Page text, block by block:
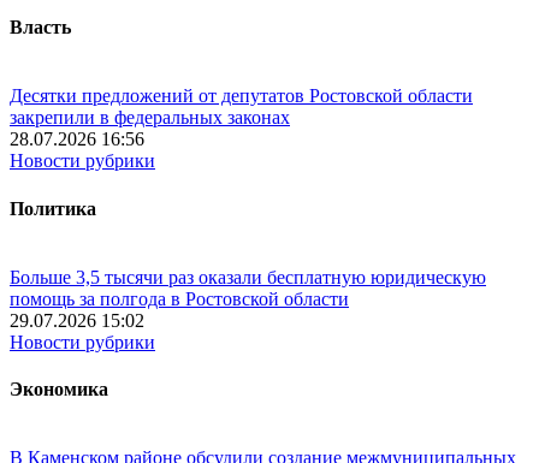
Власть
Десятки предложений от депутатов Ростовской области
закрепили в федеральных законах
28.07.2026 16:56
Новости рубрики
Политика
Больше 3,5 тысячи раз оказали бесплатную юридическую
помощь за полгода в Ростовской области
29.07.2026 15:02
Новости рубрики
Экономика
В Каменском районе обсудили создание межмуниципальных